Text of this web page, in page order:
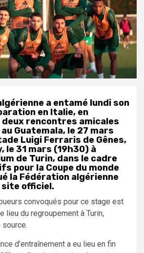
a entamé lundi son
en Italie, en
rencontres amicales
Guatemala, le 27 mars
Luigi Ferraris de Gênes,
le 31 mars (19h30) à
de Turin, dans le cadre
pour la Coupe du monde
la Fédération algérienne
site officiel.
convoqués pour ce stage est
lieu du regroupement à Turin,
d’entraînement a eu lieu en fin